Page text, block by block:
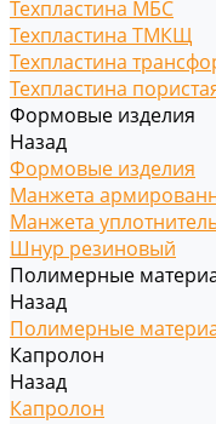
Техпластина МБС
Техпластина ТМКЩ
Техпластина
Техпластина
Формовые изделия
Назад
Формовые изделия
Манжета
Манжета
Шнур резиновый
Полимерные
Назад
Полимерные
Капролон
Назад
Капролон